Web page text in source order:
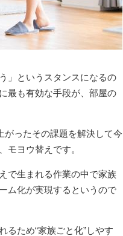
」というスタンスになるの
最も有効な手段が、部屋の
がったその課題を解決して今
モヨウ替えです。
で生まれる作業の中で家族
ム化が実現するというので
るため“家族ごと化”しやす